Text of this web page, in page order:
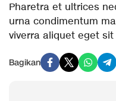
Pharetra et ultrices
urna condimentum
viverra aliquet eget
Bagikan